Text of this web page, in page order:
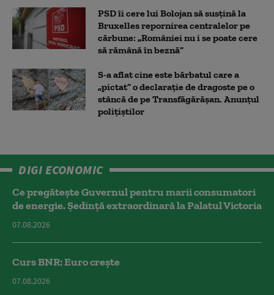
PSD îi cere lui Bolojan să susțină la
Bruxelles repornirea centralelor pe
cărbune: „României nu i se poate cere
să rămână în beznă”
S-a aflat cine este bărbatul care a
„pictat” o declarație de dragoste pe o
stâncă de pe Transfăgărășan. Anunțul
polițiștilor
DIGI ECONOMIC
Ce pregătește Guvernul pentru marii consumatori
de energie. Ședință extraordinară la Palatul Victoria
07.08.2026
Curs BNR: Euro crește
07.08.2026